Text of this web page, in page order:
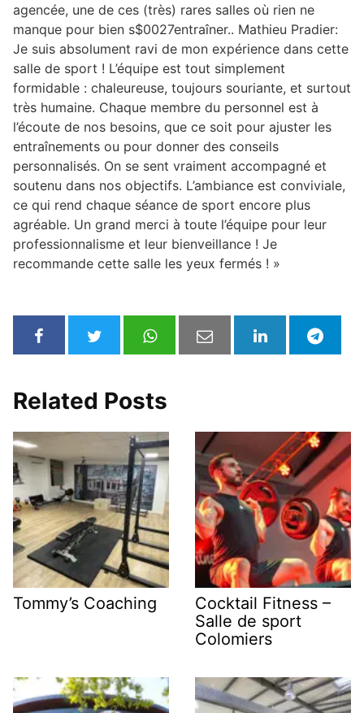
agencée, une de ces (très) rares salles où rien ne
manque pour bien s$0027entraîner.. Mathieu Pradier:
Je suis absolument ravi de mon expérience dans cette
salle de sport ! L’équipe est tout simplement
formidable : chaleureuse, toujours souriante, et surtout
très humaine. Chaque membre du personnel est à
l’écoute de nos besoins, que ce soit pour ajuster les
entraînements ou pour donner des conseils
personnalisés. On se sent vraiment accompagné et
soutenu dans nos objectifs. L’ambiance est conviviale,
ce qui rend chaque séance de sport encore plus
agréable. Un grand merci à toute l’équipe pour leur
professionnalisme et leur bienveillance ! Je
recommande cette salle les yeux fermés ! »
Related Posts
Tommy’s Coaching
Cocktail Fitness –
Salle de sport
Colomiers